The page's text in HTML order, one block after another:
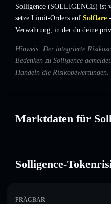
Solligence (SOLLIGENCE) ist
setze Limit-Orders auf Solflare
Verwahrung, in der du deine
Hinweis: Der integrierte
Bedenken zu Solligence
Handeln die Risikobewertungen.
Marktdaten für
Solligence-
PRÄGBAR